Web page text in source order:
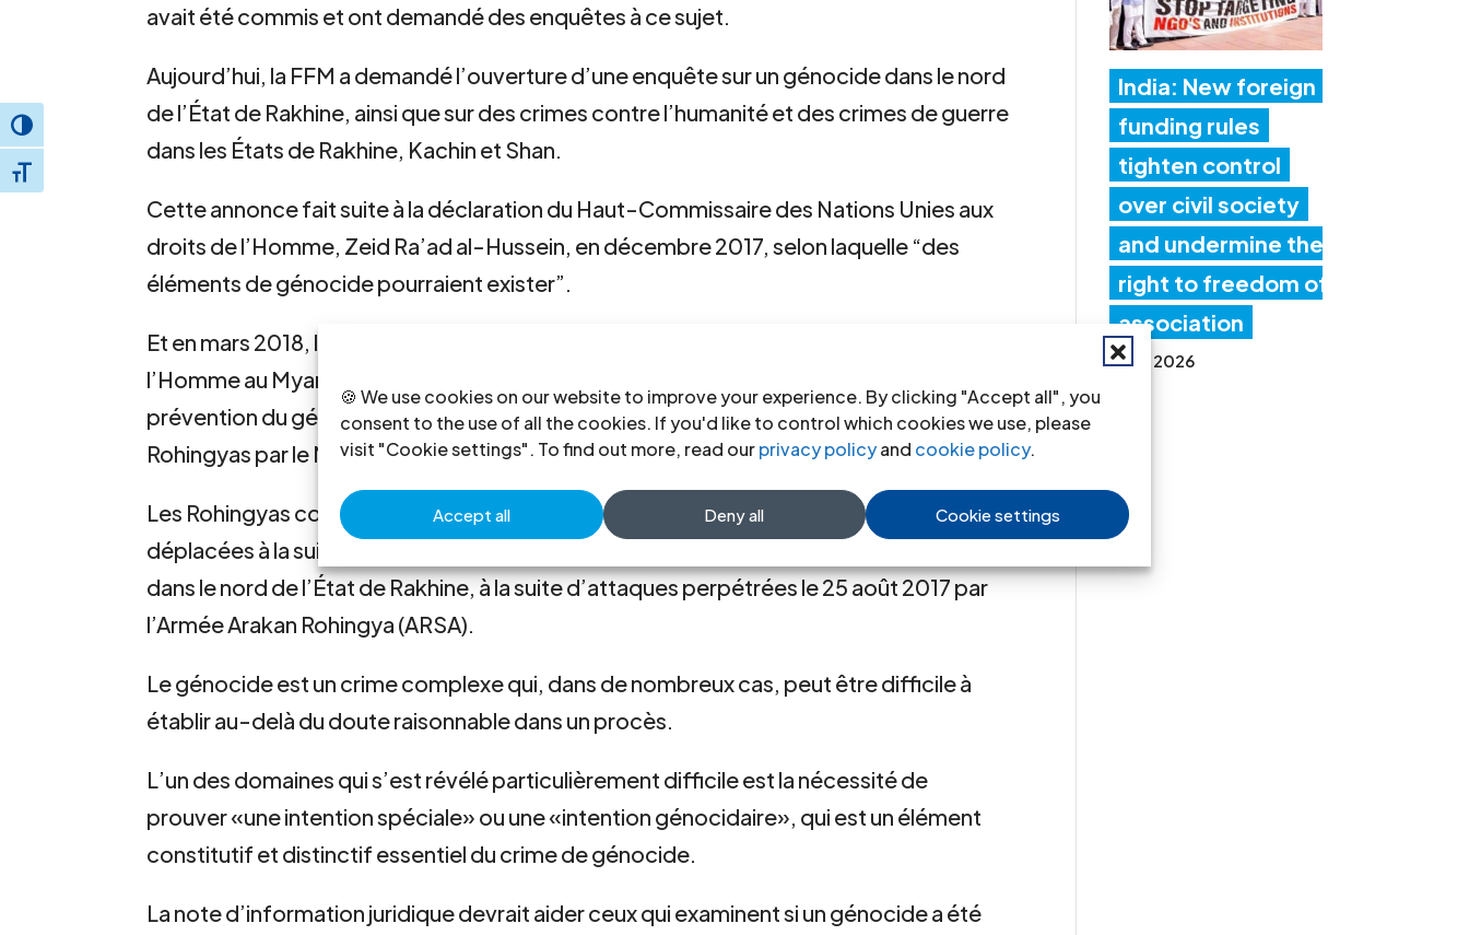
🍪 We use cookies on our website to improve your experience. By clicking "Accept all", you
consent to the use of all the cookies. If you'd like to control which cookies we use, please
visit "Cookie settings". To find out more, read ourprivacy policyand cookie policy.
Accept all Deny all Cookie settings
Toggle High Contrast
Toggle Font size
avait été commis et ont demandé des enquêtes à ce sujet.
Aujourd’hui, la FFM a demandé l’ouverture d’une enquête sur un génocide dans le nord
de l’État de Rakhine, ainsi que sur des crimes contre l’humanité et des crimes de guerre
dans les États de Rakhine, Kachin et Shan.
Cette annonce fait suite à la déclaration du Haut-Commissaire des Nations Unies aux
droits de l’Homme, Zeid Ra’ad al-Hussein, en décembre 2017, selon laquelle “des
éléments de génocide pourraient exister”.
Et en mars 2018, le Rapporteur spécial des Nations Unies sur la situation des droits de
l’Homme au Myanmar, Yanghee Lee, et le Conseiller spécial des Nations Unies pour la
prévention du génocide, Adama Dieng, ont évoqué la possibilité que le traitement des
Rohingyas par le Myanmar puisse constituer un génocide.
Les Rohingyas constituent la grande majorité des plus de 700’000 personnes
déplacées à la suite d’opérations de sécurité commandées par l’armée du Myanmar
dans le nord de l’État de Rakhine, à la suite d’attaques perpétrées le 25 août 2017 par
l’Armée Arakan Rohingya (ARSA).
Le génocide est un crime complexe qui, dans de nombreux cas, peut être difficile à
établir au-delà du doute raisonnable dans un procès.
L’un des domaines qui s’est révélé particulièrement difficile est la nécessité de
prouver «une intention spéciale» ou une «intention génocidaire», qui est un élément
constitutif et distinctif essentiel du crime de génocide.
La note d’information juridique devrait aider ceux qui examinent si un génocide a été
India: New foreign
funding rules
tighten control
over civil society
and undermine the
right to freedom of
association
17 Jul 2026